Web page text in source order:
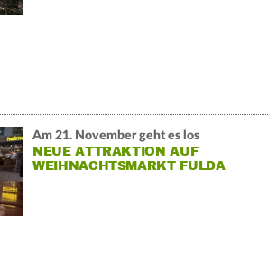
Am 21. November geht es los
NEUE ATTRAKTION AUF
WEIHNACHTSMARKT FULDA